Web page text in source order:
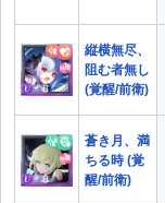
縦横無尽、
阻む者無し
(覚醒/前衛)
蒼き月、満
ちる時 (覚
醒/前衛)